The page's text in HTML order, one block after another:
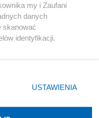
Youtube
my i Zaufani
danych
skanować
identyfikacji.
ustawień prywatności
strony
wymagają zgody
się takiemu
USTAWIENIA